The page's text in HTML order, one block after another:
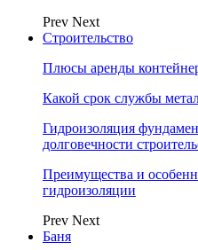
Prev Next
Строительство
Плюсы аренды
Какой срок службы
Гидроизоляция
долговечности
Преимущества и
гидроизоляции
Prev Next
Баня